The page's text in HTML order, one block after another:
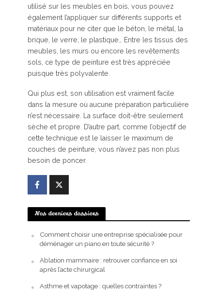
utilisé sur les meubles en bois, vous pouvez
également l’appliquer sur différents supports et
matériaux pour ne citer que le béton, le métal, la
brique, le verre, le plastique… Entre les tissus des
meubles, les murs ou encore les revêtements
sols, ce type de peinture est très appréciée
puisque très polyvalente.
Qui plus est, son utilisation est vraiment facile
dans la mesure où aucune préparation particulière
n’est nécessaire. La surface doit-être seulement
sèche et propre. D’autre part, comme l’objectif de
cette technique est le laisser le maximum de
couches de peinture, vous n’avez pas non plus
besoin de poncer.
Nos derniers dossiers
Comment choisir une entreprise spécialisée pour
déménager un piano en toute sécurité ?
Ablation mammaire : retrouver confiance en soi
après l’acte chirurgical
Asthme et vapotage : quelles contraintes ?